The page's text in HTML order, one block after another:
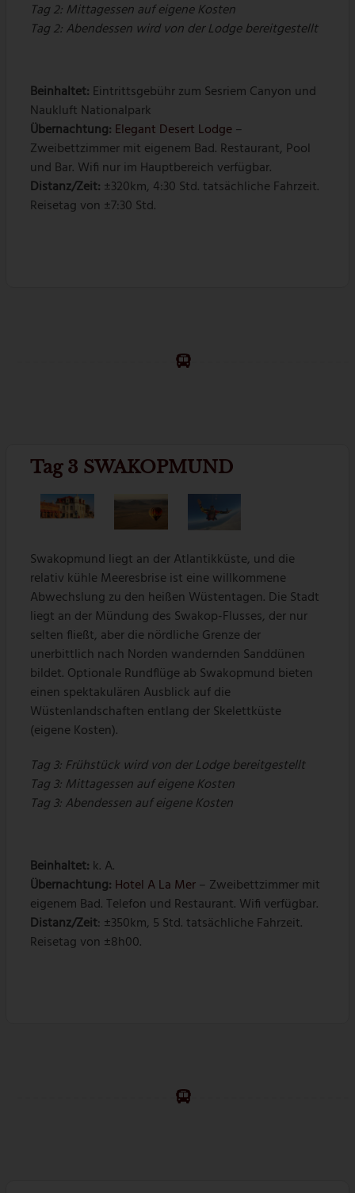
Tag 2:Mittagessen auf eigene Kosten
Tag 2:Abendessen wird von der Lodge bereitgestellt
Beinhaltet: Eintrittsgebühr zum Sesriem Canyon und
Naukluft Nationalpark
Übernachtung: Elegant Desert Lodge–
Zweibettzimmer mit eigenem Bad. Restaurant, Pool
und Bar. Wifi nur im Hauptbereich verfügbar.
Distanz/Zeit: ±320km, 4:30 Std. tatsächliche Fahrzeit.
Reisetag von ±7:30 Std.
Tag 3 SWAKOPMUND
Swakopmund liegt an der Atlantikküste, und die
relativ kühle Meeresbrise ist eine willkommene
Abwechslung zu den heißen Wüstentagen. Die Stadt
liegt an der Mündung des Swakop-Flusses, der nur
selten fließt, aber die nördliche Grenze der
unerbittlich nach Norden wandernden Sanddünen
bildet. Optionale Rundflüge ab Swakopmund bieten
einen spektakulären Ausblick auf die
Wüstenlandschaften entlang der Skelettküste
(eigene Kosten).
Tag 3:Frühstück wird von der Lodge bereitgestellt
Tag 3:Mittagessen auf eigene Kosten
Tag 3:Abendessen auf eigene Kosten
Beinhaltet: k. A.
Übernachtung: Hotel A La Mer– Zweibettzimmer mit
eigenem Bad. Telefon und Restaurant. Wifi verfügbar.
Distanz/Zeit: ±350km, 5 Std. tatsächliche Fahrzeit.
Reisetag von ±8h00.